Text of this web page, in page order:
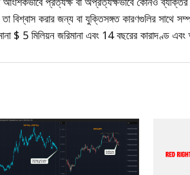
তা বিশ্বাস করার জন্য বা যুক্তিসঙ্গত কারণগুলির সাথে
$ 5 মিলিয়ন জরিমানা এবং 14 বছরের কারাদণ্ড